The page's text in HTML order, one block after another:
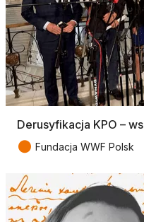
Derusyfikacja KPO –
● Fundacja WWF Polsk